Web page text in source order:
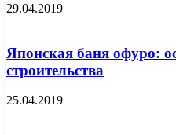
29.04.2019
Японская баня офуро:
строительства
25.04.2019